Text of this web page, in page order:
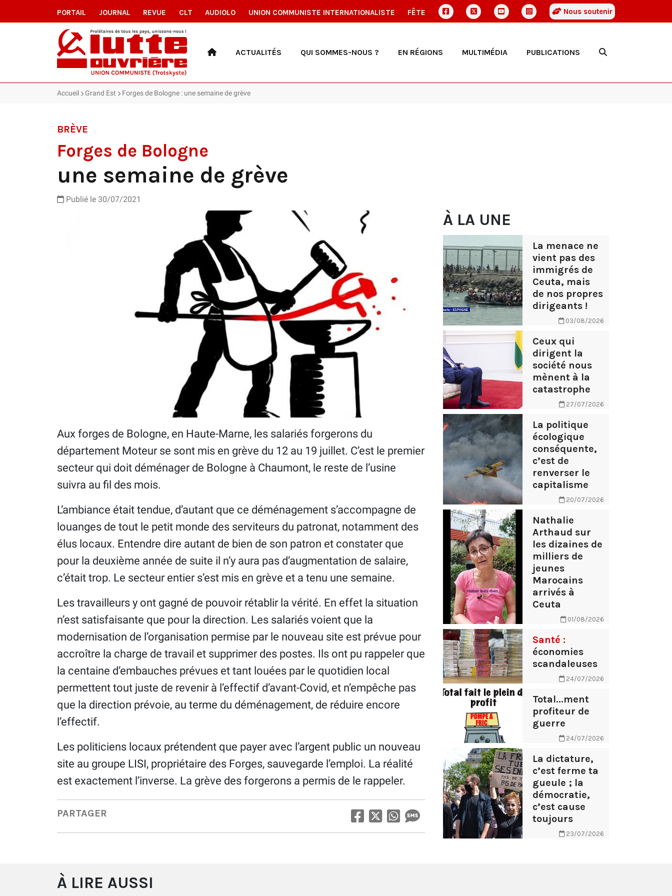
PORTAIL JOURNAL REVUE CLT AUDIOLO UNION COMMUNISTE INTERNATIONALISTE FÊTE Nous soutenir
ACTUALITÉS QUI SOMMES-NOUS ? EN RÉGIONS MULTIMÉDIA PUBLICATIONS
Accueil Grand Est Forges de Bologne : une semaine de grève
BRÈVE
Forges de Bologne
une semaine de grève
Publié le 30/07/2021
Aux forges de Bologne, en Haute-Marne, les salariés forgerons du
département Moteur se sont mis en grève du 12 au 19 juillet. C’est le premier
secteur qui doit déménager de Bologne à Chaumont, le reste de l’usine
suivra au fil des mois.
L’ambiance était tendue, d’autant que ce déménagement s’accompagne de
louanges de tout le petit monde des serviteurs du patronat, notamment des
élus locaux. Entendre dire autant de bien de son patron et constater que
pour la deuxième année de suite il n’y aura pas d’augmentation de salaire,
c’était trop. Le secteur entier s’est mis en grève et a tenu une semaine.
Les travailleurs y ont gagné de pouvoir rétablir la vérité. En effet la situation
n’est satisfaisante que pour la direction. Les salariés voient que la
modernisation de l’organisation permise par le nouveau site est prévue pour
accroître la charge de travail et supprimer des postes. Ils ont pu rappeler que
la centaine d’embauches prévues et tant louées par le quotidien local
permettent tout juste de revenir à l’effectif d’avant-­Covid, et n’empêche pas
que la direction prévoie, au terme du déménagement, de réduire encore
l’effectif.
Les politiciens locaux prétendent que payer avec l’argent public un nouveau
site au groupe LISI, propriétaire des Forges, sauvegarde l’emploi. La réalité
est exactement l’inverse. La grève des forgerons a permis de le rappeler.
PARTAGER
À LA UNE
La menace ne
vient pas des
immigrés de
Ceuta, mais
de nos propres
dirigeants !
03/08/2026
Ceux qui
dirigent la
société nous
mènent à la
catastrophe
27/07/2026
La politique
écologique
conséquente,
c’est de
renverser le
capitalisme
20/07/2026
Nathalie
Arthaud sur
les dizaines de
milliers de
jeunes
Marocains
arrivés à
Ceuta
01/08/2026
Santé :
économies
scandaleuses
24/07/2026
Total...ment
profiteur de
guerre
24/07/2026
La dictature,
c’est ferme ta
gueule ; la
démocratie,
c’est cause
toujours
23/07/2026
À LIRE AUSSI